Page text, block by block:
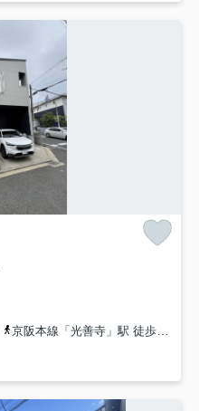
京阪本線「光善寺」駅 徒歩30分